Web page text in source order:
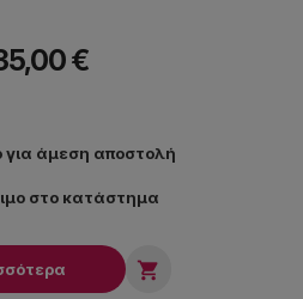
€
για άμεση αποστολή
στο κατάστημα
